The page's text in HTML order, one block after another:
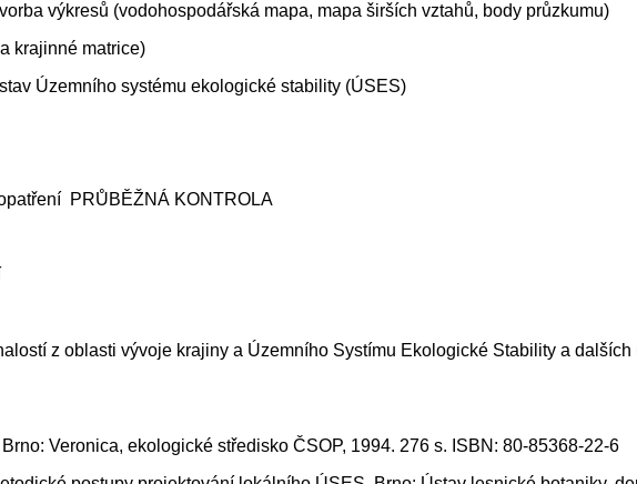
výkresů (vodohospodářská mapa, mapa širších vztahů, body průzkumu)
krajinné matrice)
Územního systému ekologické stability (ÚSES)
PRŮBĚŽNÁ KONTROLA
z oblasti vývoje krajiny a Územního Systímu Ekologické Stability a
Veronica, ekologické středisko ČSOP, 1994. 276 s. ISBN: 80-85368-22-6